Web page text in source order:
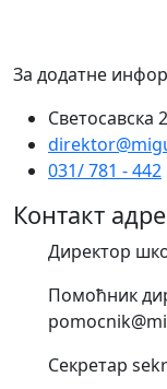
За додатне
Светосавска
031/ 781 - 442
Контакт
Директор
Помоћник
Секретар